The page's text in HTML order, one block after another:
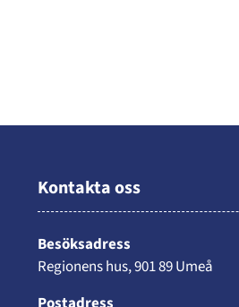
Kontakta oss
Besöksadress
Regionens hus, 901 89 Umeå